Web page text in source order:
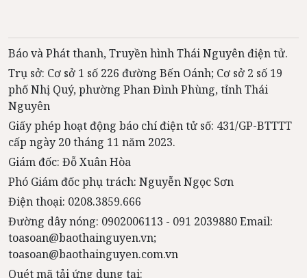
Báo và Phát thanh, Truyền hình Thái Nguyên điện tử.
Trụ sở: Cơ sở 1 số 226 đường Bến Oánh; Cơ sở 2 số 19
phố Nhị Quý, phường Phan Đình Phùng, tỉnh Thái
Nguyên
Giấy phép hoạt động báo chí điện tử số: 431/GP-BTTTT
cấp ngày 20 tháng 11 năm 2023.
Giám đốc: Đỗ Xuân Hòa
Phó Giám đốc phụ trách: Nguyễn Ngọc Sơn
Điện thoại: 0208.3859.666
Đường dây nóng: 0902006113 - 091 2039880 Email:
toasoan@baothainguyen.vn;
toasoan@baothainguyen.com.vn
Quét mã tải ứng dụng tại: